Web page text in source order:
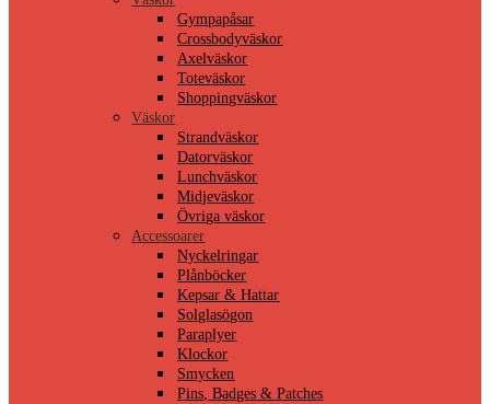
Gympapåsar
Crossbodyväskor
Axelväskor
Toteväskor
Shoppingväskor
Väskor
Strandväskor
Datorväskor
Lunchväskor
Midjeväskor
Övriga väskor
Accessoarer
Nyckelringar
Plånböcker
Kepsar & Hattar
Solglasögon
Paraplyer
Klockor
Smycken
Pins, Badges & Patches